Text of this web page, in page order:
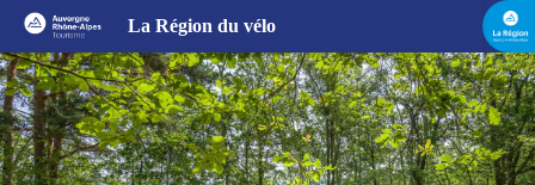
La Région du vélo
MAZET_J_OT